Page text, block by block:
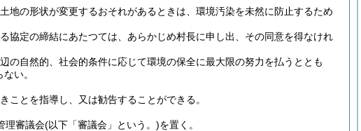
地の形状が変更するおそれがあるときは、環境汚染を未然に防止するため
協定の締結にあたつては、あらかじめ村長に申し出、その同意を得なけれ
の自然的、社会的条件に応じて環境の保全に最大限の努力を払うととも
い。
とを指導し、又は勧告することができる。
理審議会(以下「審議会」という。)を置く。